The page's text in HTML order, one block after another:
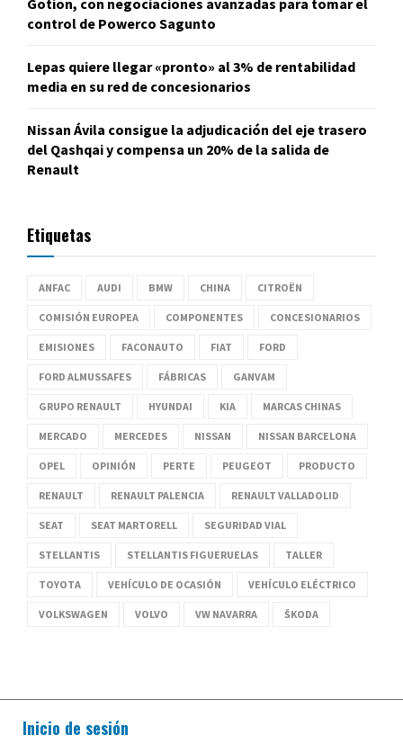
Gotion, con negociaciones avanzadas para tomar el
control de Powerco Sagunto
Lepas quiere llegar «pronto» al 3% de rentabilidad
media en su red de concesionarios
Nissan Ávila consigue la adjudicación del eje trasero
del Qashqai y compensa un 20% de la salida de
Renault
Etiquetas
ANFAC AUDI BMW CHINA CITROËN
COMISIÓN EUROPEA COMPONENTES CONCESIONARIOS
EMISIONES FACONAUTO FIAT FORD
FORD ALMUSSAFES FÁBRICAS GANVAM
GRUPO RENAULT HYUNDAI KIA MARCAS CHINAS
MERCADO MERCEDES NISSAN NISSAN BARCELONA
OPEL OPINIÓN PERTE PEUGEOT PRODUCTO
RENAULT RENAULT PALENCIA RENAULT VALLADOLID
SEAT SEAT MARTORELL SEGURIDAD VIAL
STELLANTIS STELLANTIS FIGUERUELAS TALLER
TOYOTA VEHÍCULO DE OCASIÓN VEHÍCULO ELÉCTRICO
VOLKSWAGEN VOLVO VW NAVARRA ŠKODA
Inicio de sesión